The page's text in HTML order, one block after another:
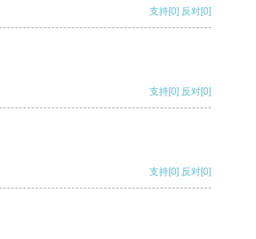
支持[0] 反对[0]
支持[0] 反对[0]
支持[0] 反对[0]